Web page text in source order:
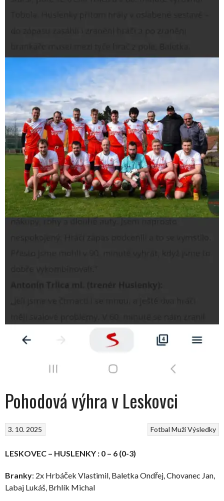
Pohodová výhra v Leskovci
Fotbal MužiVýsledky
3. 10. 2025
LESKOVEC – HUSLENKY : 0 – 6 (0-3)
Branky: 2x Hrbáček Vlastimil, Baletka Ondřej, Chovanec Jan,
Labaj Lukáš, Brhlík Michal